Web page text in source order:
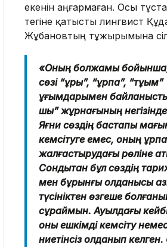
екенін аңғармаған. Осы
тегіне қатысты лингвист
Жұбановтың тұжырымына
«Оның болжамы
сөзі “ұрық”, “ұрпақ”, “тұқым”
ұғымдарымен
шы” жұрнағының негізінде
Яғни сөздің бастапқы
кемсітуге емес, оның ұрпақ
жалғастырудағы рөліне
Сондықтан бұл сөздің
мен бұрынғы қолданысы
түсініктен өзгеше
сұраймын. Ауылдағы
оны ешкімді кемсіту
ниетінсіз қолданып